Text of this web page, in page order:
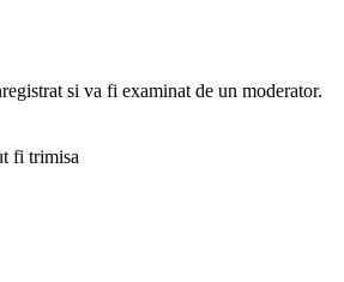
si va fi examinat de un moderator.
fi trimisa